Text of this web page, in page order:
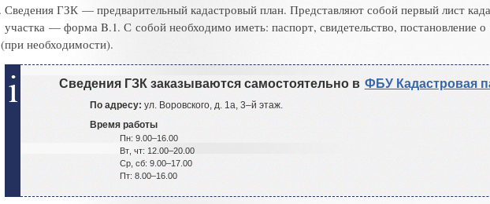
Сведения ГЗК— предварительный кадастровый план. Представляют собой первый лист
участка— форма B.1. С собой необходимо иметь: паспорт, свидетельство, постановление
(при необходимости).
Сведения ГЗК заказываются самостоятельно в ФБУ Кадастровая
По адресу: ул. Воровского, д. 1а, 3–й этаж.
Время работы
Пн:9.00–16.00
Вт чт: 12.00–20.00
Ср сб:9.00–17.00
Пт:8.00–16.00